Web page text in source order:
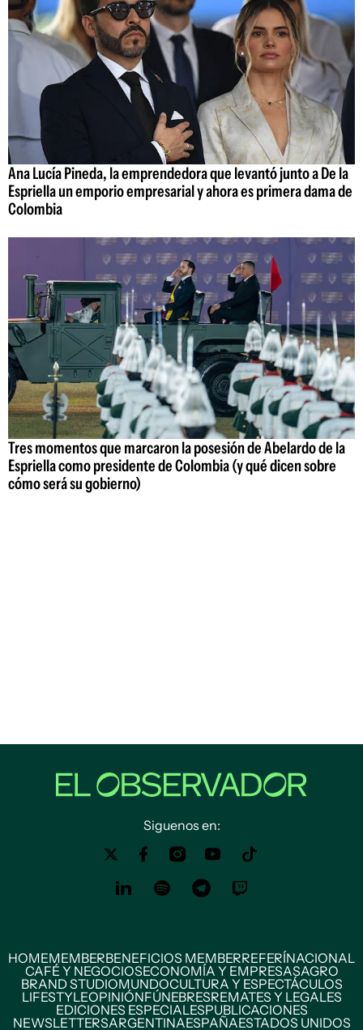
Ana Lucía Pineda, la emprendedora que levantó junto a De la
Espriella un emporio empresarial y ahora es primera dama de
Colombia
Tres momentos que marcaron la posesión de Abelardo de la
Espriella como presidente de Colombia (y qué dicen sobre
cómo será su gobierno)
Siguenos en:
HOMEMEMBERBENEFICIOS MEMBERREFERÍNACIONAL
CAFÉ Y NEGOCIOSECONOMÍA Y EMPRESASAGRO
BRAND STUDIOMUNDOCULTURA Y ESPECTÁCULOS
LIFESTYLEOPINIÓNFÚNEBRESREMATES Y LEGALES
EDICIONES ESPECIALESPUBLICACIONES
NEWSLETTERSARGENTINAESPAÑAESTADOS UNIDOS